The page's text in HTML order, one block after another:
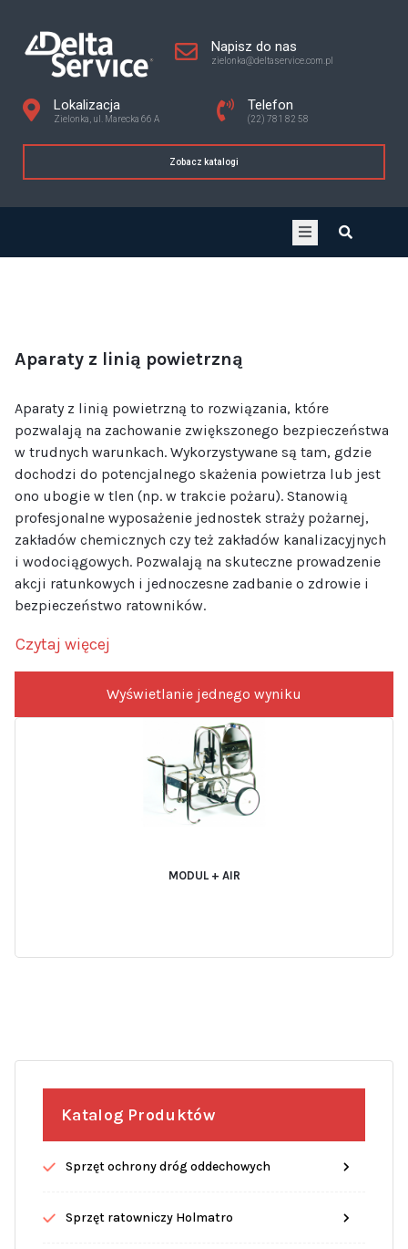
Napisz do nas
zielonka@deltaservice.com.pl
Lokalizacja
Zielonka, ul. Marecka 66 A
Telefon
(22) 781 82 58
Zobacz katalogi
Aparaty z linią powietrzną
Aparaty z linią powietrzną to rozwiązania, które
pozwalają na zachowanie zwiększonego bezpieczeństwa
w trudnych warunkach. Wykorzystywane są tam, gdzie
dochodzi do potencjalnego skażenia powietrza lub jest
ono ubogie w tlen (np. w trakcie pożaru). Stanowią
profesjonalne wyposażenie jednostek straży pożarnej,
zakładów chemicznych czy też zakładów kanalizacyjnych
i wodociągowych. Pozwalają na skuteczne prowadzenie
akcji ratunkowych i jednoczesne zadbanie o zdrowie i
bezpieczeństwo ratowników.
Czytaj więcej
Wyświetlanie jednego wyniku
MODUL + AIR
Katalog Produktów
Sprzęt ochrony dróg oddechowych
Sprzęt ratowniczy Holmatro